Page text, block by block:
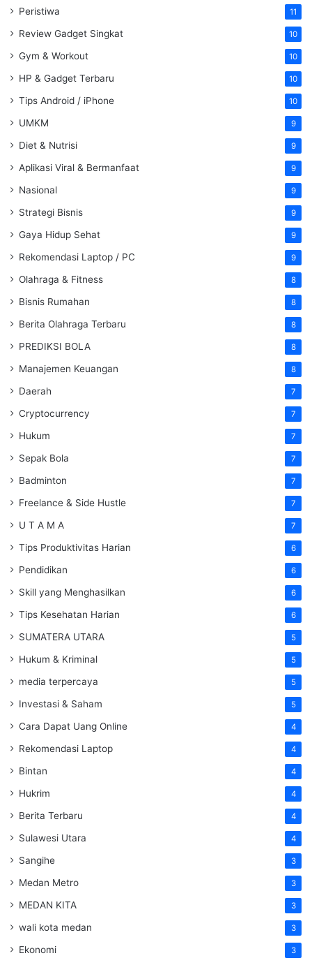
Peristiwa 11
Review Gadget Singkat 10
Gym & Workout 10
HP & Gadget Terbaru 10
Tips Android / iPhone 10
UMKM 9
Diet & Nutrisi 9
Aplikasi Viral & Bermanfaat 9
Nasional 9
Strategi Bisnis 9
Gaya Hidup Sehat 9
Rekomendasi Laptop / PC 9
Olahraga & Fitness 8
Bisnis Rumahan 8
Berita Olahraga Terbaru 8
PREDIKSI BOLA 8
Manajemen Keuangan 8
Daerah 7
Cryptocurrency 7
Hukum 7
Sepak Bola 7
Badminton 7
Freelance & Side Hustle 7
U T A M A 7
Tips Produktivitas Harian 6
Pendidikan 6
Skill yang Menghasilkan 6
Tips Kesehatan Harian 6
SUMATERA UTARA 5
Hukum & Kriminal 5
media terpercaya 5
Investasi & Saham 5
Cara Dapat Uang Online 4
Rekomendasi Laptop 4
Bintan 4
Hukrim 4
Berita Terbaru 4
Sulawesi Utara 4
Sangihe 3
Medan Metro 3
MEDAN KITA 3
wali kota medan 3
Ekonomi 3